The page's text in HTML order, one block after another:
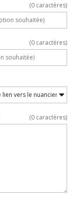
(0 caractères)
(0 caractères)
(0 caractères)